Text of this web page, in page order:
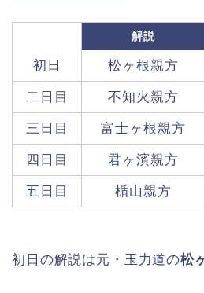
解説
初日 松ヶ根親方
二日目 不知火親方
三日目 富士ヶ根親方
四日目 君ヶ濱親方
五日目 楯山親方
初日の解説は元・玉力道の松